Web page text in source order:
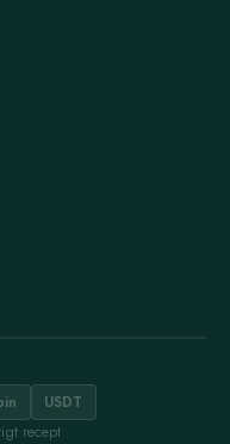
USDT
recept